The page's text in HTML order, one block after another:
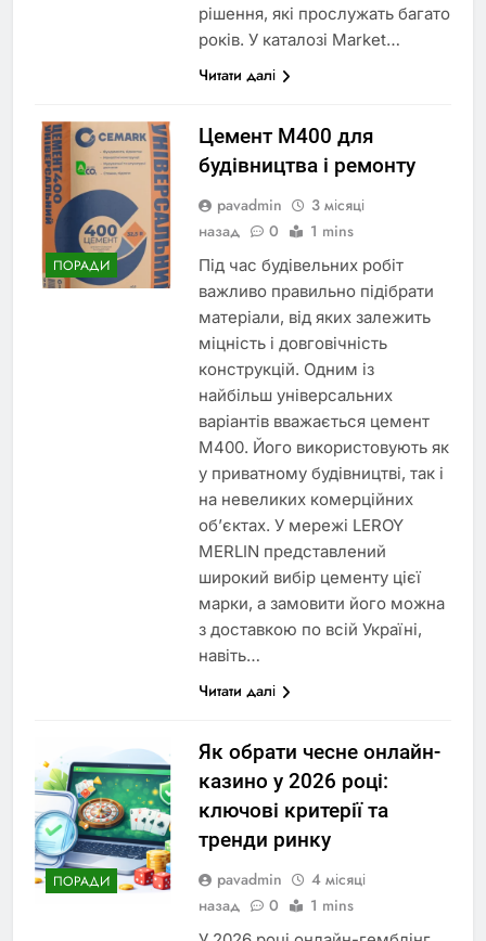
рішення, які прослужать багато
років. У каталозі Market…
Читати далі
ПОРАДИ
Цемент М400 для
будівництва і ремонту
pavadmin
3 місяці
назад
0 1 mins
Під час будівельних робіт
важливо правильно підібрати
матеріали, від яких залежить
міцність і довговічність
конструкцій. Одним із
найбільш універсальних
варіантів вважається цемент
М400. Його використовують як
у приватному будівництві, так і
на невеликих комерційних
об’єктах. У мережі LEROY
MERLIN представлений
широкий вибір цементу цієї
марки, а замовити його можна
з доставкою по всій Україні,
навіть…
Читати далі
ПОРАДИ
Як обрати чесне онлайн-
казино у 2026 році:
ключові критерії та
тренди ринку
pavadmin
4 місяці
назад
0 1 mins